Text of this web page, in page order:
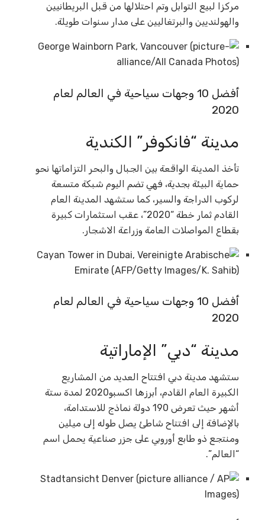
مركزا لبيع التوابل وتم احتلالها من قبل البريطانيين
والهولنديين والبرتغاليين على مدار سنوات طويلة.
أفضل 10 وجهات سياحية في العالم لعام
2020
مدينة “فانكوفر” الكندية
تأخذ المدينة الواقعة بين الجبال والبحر التزاماتها نحو
حماية البيئة بجدية، فهي تضم اليوم شبكة متسعة
لركوب الدراجة والسير، كما ستشهد المدينة العام
القادم ثمار خطة “2020”، عقب استثمارات كبيرة
بقطاع المواصلات العامة وزراعة الاشجار.
أفضل 10 وجهات سياحية في العالم لعام
2020
مدينة “دبي” الإماراتية
ستشهد مدينة دبي افتتاح العديد من المشاريع
الكبيرة العام القادم، أبرزها اكسبو2020 لمدة ستة
أشهر حيث تعرض 190 دولة نماذج للاستدامة،
بالإضافة إلى افتتاح شاطئ يصل طوله إلى ميلين
ومنتجع ذو طابع أوروبي على جزر صناعية يحمل اسم
“العالم”.